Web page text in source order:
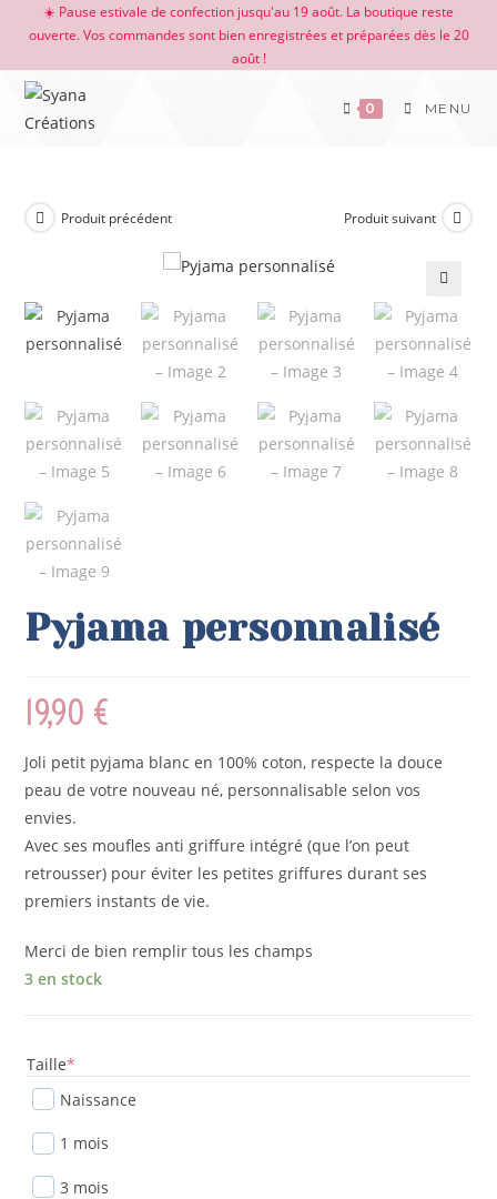
☀️ Pause estivale de confection jusqu'au 19 août. La boutique reste
ouverte. Vos commandes sont bien enregistrées et préparées dès le 20
août !
0 MENU
Produit précédent Produit suivant
🔍
Pyjama personnalisé
19,90 €
Joli petit pyjama blanc en 100% coton, respecte la douce
peau de votre nouveau né, personnalisable selon vos
envies.
Avec ses moufles anti griffure intégré (que l’on peut
retrousser) pour éviter les petites griffures durant ses
premiers instants de vie.
Merci de bien remplir tous les champs
3 en stock
Taille*
Naissance
1 mois
3 mois